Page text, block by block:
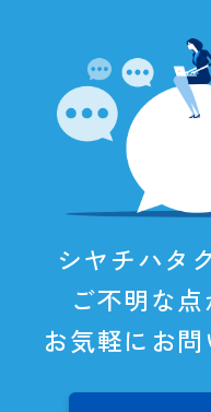
シヤチハタ
ご不明な
お気軽にお問